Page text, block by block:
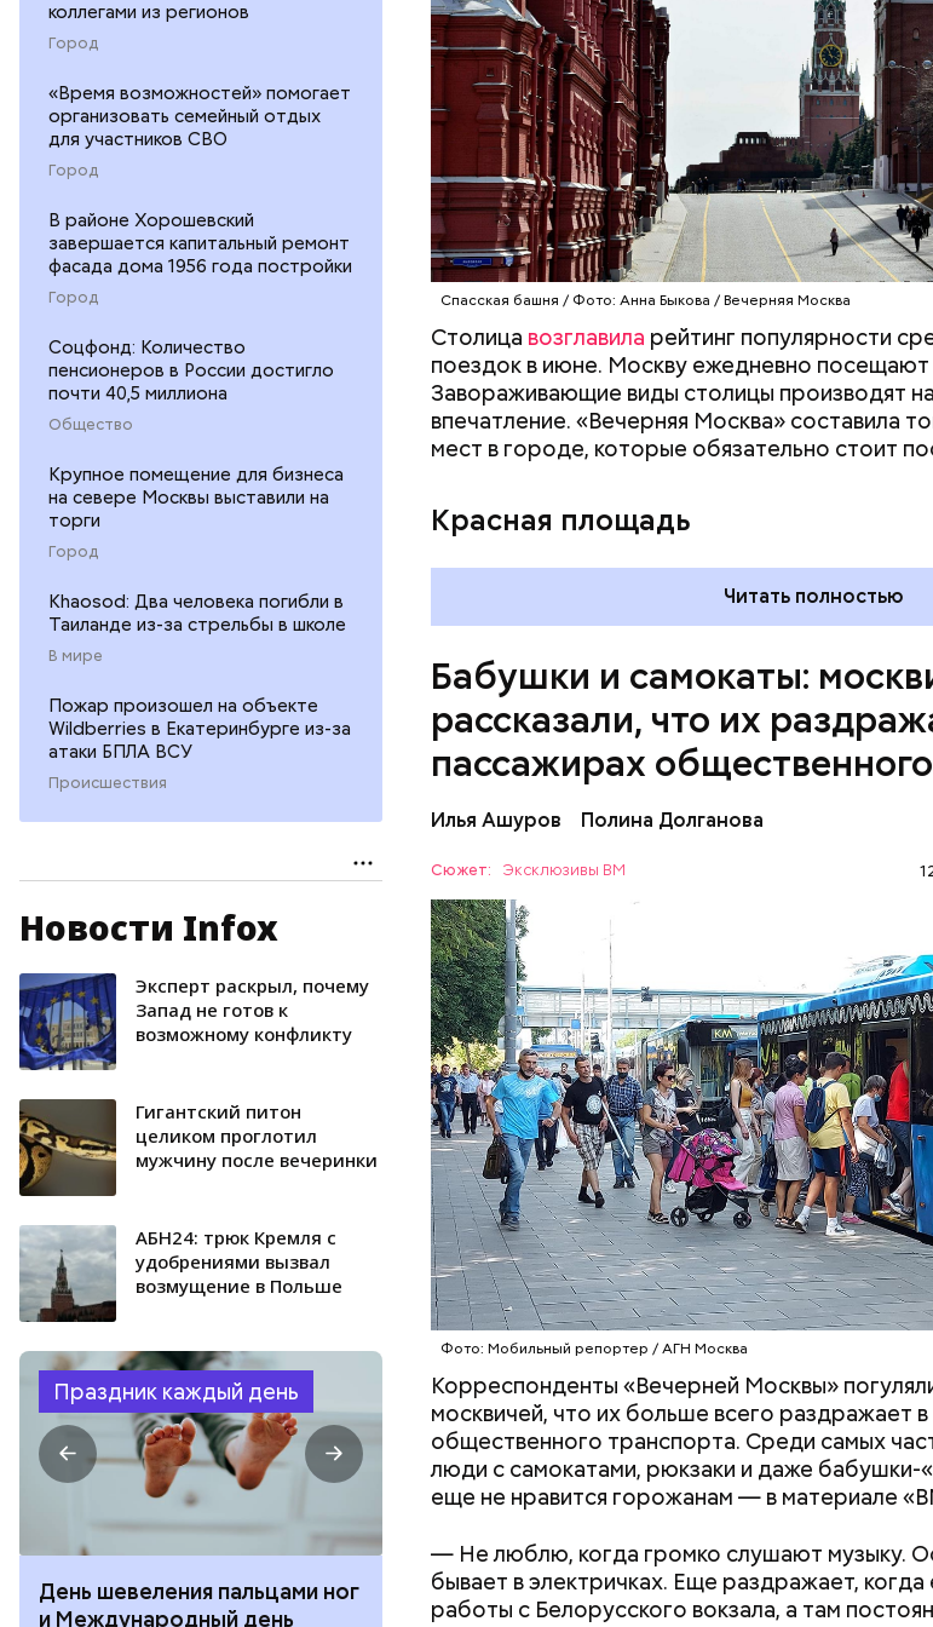
коллегами из регионов
Город
«Время возможностей» помогает
организовать семейный отдых
для участников СВО
Город
В районе Хорошевский
завершается капитальный ремонт
фасада дома 1956 года постройки
Город
Соцфонд: Количество
пенсионеров в России достигло
почти 40,5 миллиона
Общество
Крупное помещение для бизнеса
на севере Москвы выставили на
торги
Город
Khaosod: Два человека погибли в
Таиланде из-за стрельбы в школе
В мире
Пожар произошел на объекте
Wildberries в Екатеринбурге из-за
атаки БПЛА ВСУ
Происшествия
Новости Infox
Эксперт раскрыл, почему
Запад не готов к
возможному конфликту
Гигантский питон
целиком проглотил
мужчину после вечеринки
АБН24: трюк Кремля с
удобрениями вызвал
возмущение в Польше
Праздник каждый день
День шевеления пальцами ног
и Международный день
День разглядывания
горизонта и День пьяного
День качания
День
Спасская башня / Фото: Анна Быкова / Вечерняя Москва
Столица возглавила рейтинг популярности
поездок в июне. Москву ежедневно посещают
Завораживающие виды столицы производят
впечатление. «Вечерняя Москва» составила
мест в городе, которые обязательно стоит
Красная площадь
Читать полностью
Бабушки и самокаты:
рассказали, что их
пассажирах
Илья Ашуров Полина Долганова
Сюжет: Эксклюзивы ВМ
Фото: Мобильный репортер / АГН Москва
Корреспонденты «Вечерней Москвы»
москвичей, что их больше всего раздражает
общественного транспорта. Среди самых
люди с самокатами, рюкзаки и даже бабушки-
еще не нравится горожанам — в материале
— Не люблю, когда громко слушают музыку.
бывает в электричках. Еще раздражает,
работы с Белорусского вокзала, а там
— Рюкзаки большие прямо бесит, когда не
пик, обязательно тебя чем-нибудь заденут, —
лет.
— Вот меня очень раздражает, когда
метро, а люди стоят прямо по центру в
толкать, а они не дают тебе пройти, что
пожаловался Игорь, 55 лет.
ТРАНСПОРТ ПАССАЖИРЫ МОСКВА